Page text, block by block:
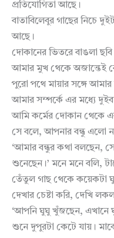
প্রতিযোগিতা আছে।
বাতাবিলেবুর গাছের নিচে
আছে।
দোকানের ভিতরে বাঙলা
আমার মুখ থেকে অজান্তেই
পুরো পথে মায়ার সঙ্গে
আমার সম্পর্কে এর মধ্যে
আমি কর্মের দোকান থেকে
সে বলে, আপনার বন্ধু এলো
‘আমার বন্ধুর কথা বলছেন, সে
শুনেছেন।’ মনে মনে বলি,
তেঁতুল গাছ থেকে কয়েকটা
দেখার চেষ্টা করি, দেখি
‘আপনি ঘুঘু খুঁজছেন, এখানে
শুনে দুপুরটা কেটে যায়।